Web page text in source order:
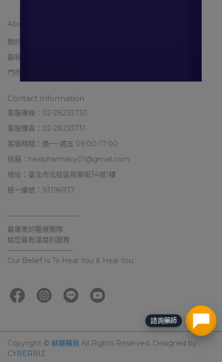
About Healpharma
關於赫爾 ABOUT HEAL
最新活動 HEAL EVENT
門市資訊 HEAL MAP
Contact Information
客服專線：02-28233730
客服傳真：02-28233731
客服時間：週一~週五 09:00-17:00
信箱：healpharmacy01@gmail.com
地址：臺北市北投區振華街34號1樓
統一編號：93196937
––––––––––––––––––
最專業的醫療團隊
給您最有溫度的服務
–––––––––––––––––––
Our Belief Is To Hear You & Heal You.
Copyright © 赫爾藥局 All Rights Reserved. Designed by
CYBERBIZ.